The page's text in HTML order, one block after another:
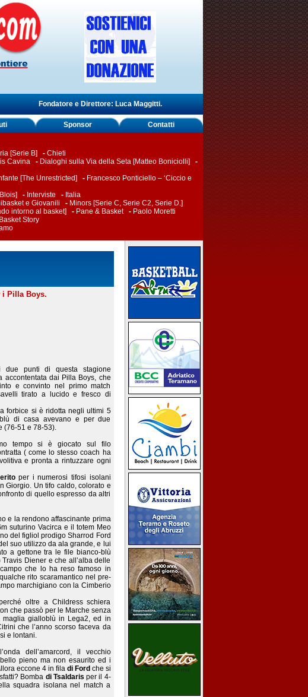
Fondatore e Direttore: Luca Maggitti.
Sponsor
Contatti
[Serie B] - Chieti
Cavina - Dialoghi sulla Via della Seta [Matteo Boniciolli] -
[The Unrestricted] - Francesco Ponticiello – ‘Ciccio e
- Interviste - Italia
e Giovanili - Minors [Serie C, Serie C2, Serie D.]
intorno al basket] - Pane & Basket- Paolo Moretti
Story
i Pilla Boys.
due punti di questa stagione
accontentata dai Pilla Boys, che
e convinto nel primo match
tirato a lucido e fresco di
forbice si è ridotta negli ultimi 5
di casa avevano e per due
(76-51 e 78-53).
tempo si è giocato sul filo
( come lo stesso coach ha
e pronta a rintuzzare ogni
per i numerosi tifosi isolani
Giorgio. Un tifo caldo, colorato e
di quello espresso da altri
e la rendono affascinante prima
suturino Vacirca e il totem Meo
del figliol prodigo Sharrod Ford
suo utilizzo da ala grande, e lui
a gettone tra le file bianco-blù
Diener e che all’alba delle
che lo ha reso famoso in
rito scaramantico nel pre-
marchigiano con la Cimberio
oltre a Childress schiera
che passò per le Marche senza
maglia gialloblù in Lega2, ed in
che l’anno scorso faceva da
e lontani.
dell’amarcord, il vecchio
pieno ma non esaurito ed i
eccone 4 in fila di Ford che si
Bomba di Tsaldaris per il 4-
squadra isolana nel match a